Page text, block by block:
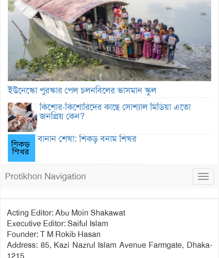
ইউনেস্কো পুরস্কার পেল চলনবিলের ভাসমান স্কুল
কিশোর-কিশোরিদের কাছে সোশ্যাল মিডিয়া এতো
জনপ্রিয় কেন?
বানান শেখা: শিকড় বনাম শিখর
Protikhon Navigation
Acting Editor: Abu Moin Shakawat
Executive Editor: Saiful Islam
Founder: T M Rokib Hasan
Address: 85, Kazi Nazrul Islam Avenue Farmgate, Dhaka-
1215